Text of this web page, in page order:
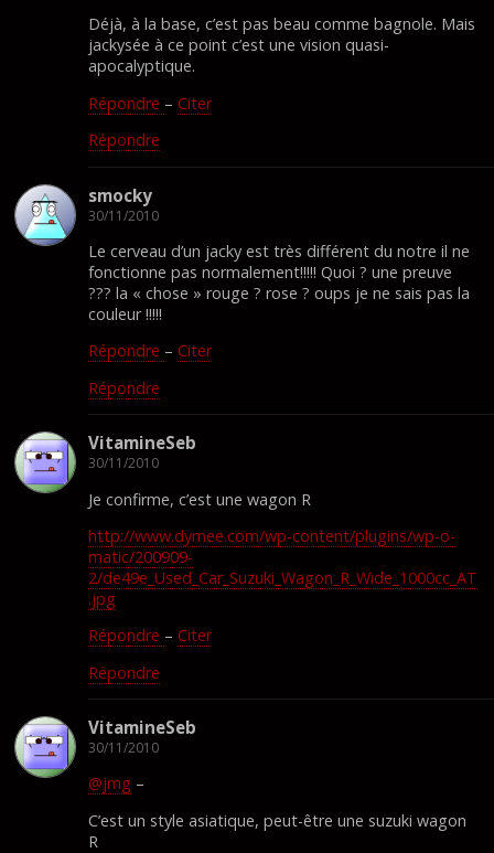
Déjà, à la base, c’est pas beau comme bagnole. Mais
jackysée à ce point c’est une vision quasi-
apocalyptique.
Répondre – Citer
Répondre
smocky
30/11/2010
Le cerveau d’un jacky est très différent du notre il ne
fonctionne pas normalement!!!!! Quoi ? une preuve
??? la « chose » rouge ? rose ? oups je ne sais pas la
couleur !!!!!
Répondre – Citer
Répondre
VitamineSeb
30/11/2010
Je confirme, c’est une wagon R
http://www.dymee.com/wp-content/plugins/wp-o-
matic/200909-
2/de49e_Used_Car_Suzuki_Wagon_R_Wide_1000cc_AT
.jpg
Répondre – Citer
Répondre
VitamineSeb
30/11/2010
@jmg –
C’est un style asiatique, peut-être une suzuki wagon
R